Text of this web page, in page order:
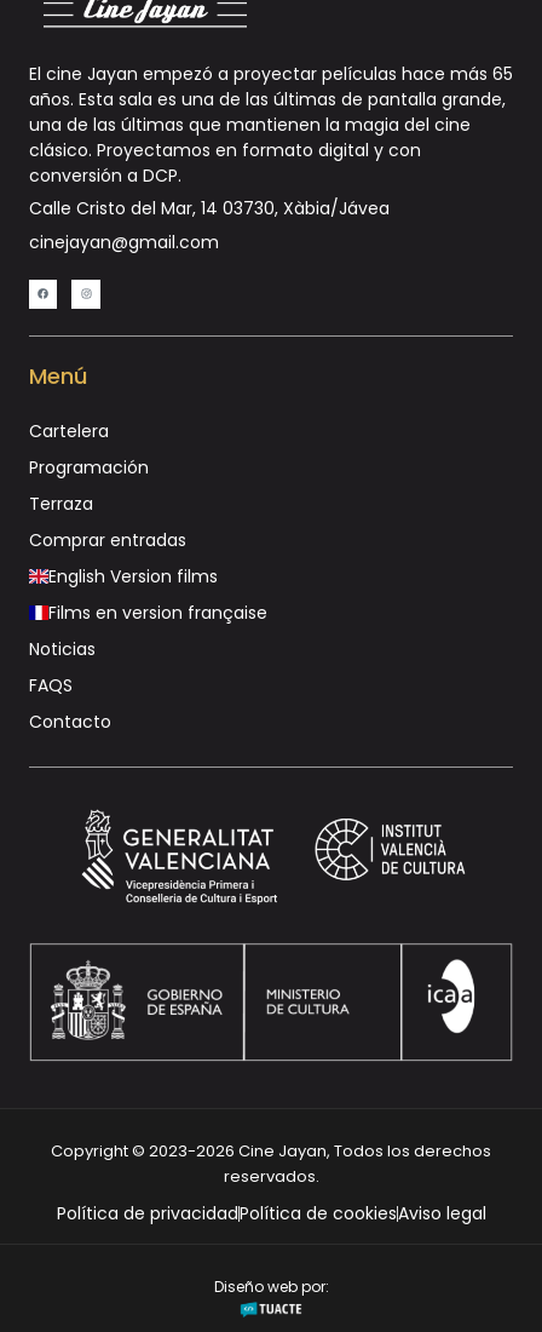
El cine Jayan empezó a proyectar películas hace más 65
años. Esta sala es una de las últimas de pantalla grande,
una de las últimas que mantienen la magia del cine
clásico. Proyectamos en formato digital y con
conversión a DCP.
Calle Cristo del Mar, 14 03730, Xàbia/Jávea
cinejayan@gmail.com
Menú
Cartelera
Programación
Terraza
Comprar entradas
English Version films
Films en version française
Noticias
FAQS
Contacto
Copyright © 2023-2026 Cine Jayan, Todos los derechos
reservados.
Política de privacidadPolítica de cookiesAviso legal
Diseño web por: